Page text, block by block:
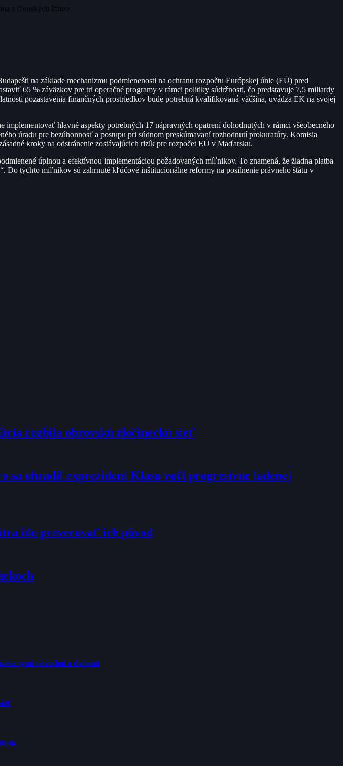
z členských štátov.
na základe mechanizmu podmienenosti na ochranu rozpočtu Európskej únie (EÚ) pred
65 % záväzkov pre tri operačné programy v rámci politiky súdržnosti, čo predstavuje 7,5 miliardy
pozastavenia finančných prostriedkov bude potrebná kvalifikovaná väčšina, uvádza EK na svojej
hlavné aspekty potrebných 17 nápravných opatrení dohodnutých v rámci všeobecného
úradu pre bezúhonnosť a postupu pri súdnom preskúmavaní rozhodnutí prokuratúry. Komisia
kroky na odstránenie zostávajúcich rizík pre rozpočet EÚ v Maďarsku.
úplnou a efektívnou implementáciou požadovaných míľnikov. To znamená, že žiadna platba
Do týchto míľnikov sú zahrnuté kľúčové inštitucionálne reformy na posilnenie právneho štátu v
rozbila obrovskú zločineckú sieť
sa ohradil exprezident Klasu voči progresívne ladenej
ide preverovať ich pôvod
odvodmi a daňami